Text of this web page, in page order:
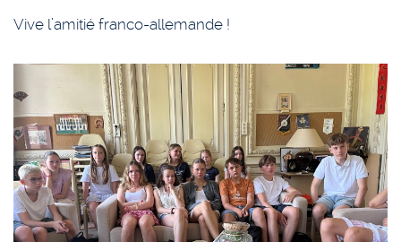
Vive l’amitié franco-allemande !